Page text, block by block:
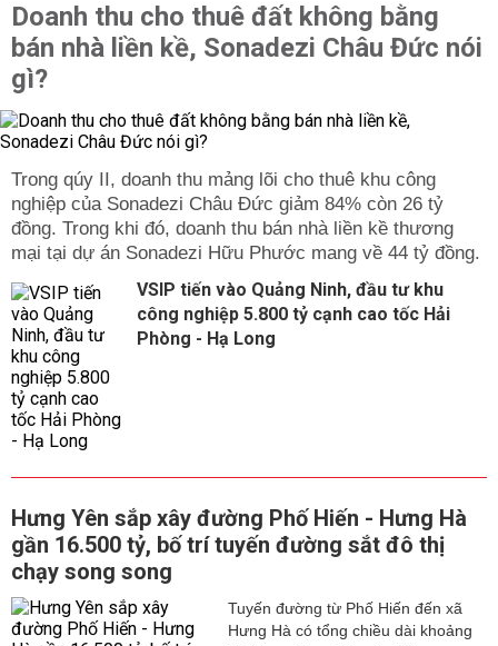
Doanh thu cho thuê đất không bằng
bán nhà liền kề, Sonadezi Châu Đức nói
gì?
Trong qúy II, doanh thu mảng lõi cho thuê khu công
nghiệp của Sonadezi Châu Đức giảm 84% còn 26 tỷ
đồng. Trong khi đó, doanh thu bán nhà liền kề thương
mại tại dự án Sonadezi Hữu Phước mang về 44 tỷ đồng.
VSIP tiến vào Quảng Ninh, đầu tư khu
công nghiệp 5.800 tỷ cạnh cao tốc Hải
Phòng - Hạ Long
Hưng Yên sắp xây đường Phố Hiến - Hưng Hà
gần 16.500 tỷ, bố trí tuyến đường sắt đô thị
chạy song song
Tuyến đường từ Phố Hiến đến xã
Hưng Hà có tổng chiều dài khoảng